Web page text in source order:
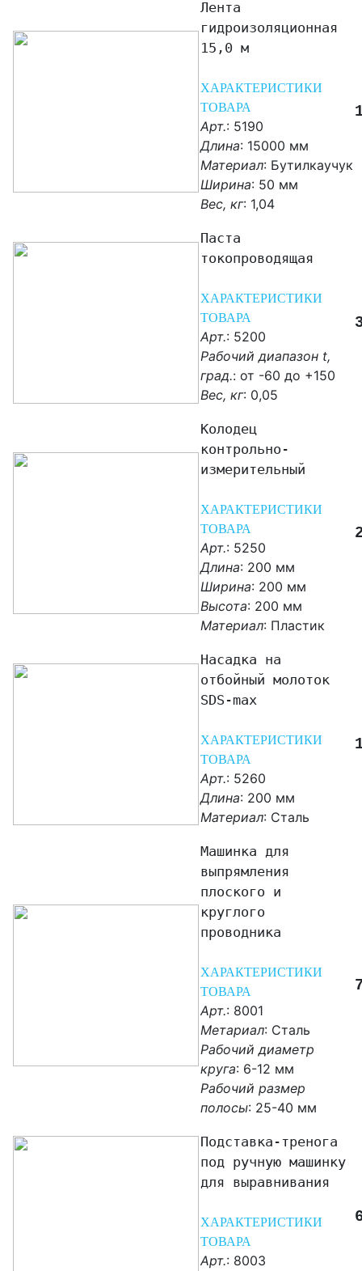
Лента
гидроизоляционная
15,0 м
ХАРАКТЕРИСТИКИ
ТОВАРА
Арт.: 5190
Длина: 15000 мм
Материал: Бутилкаучук
Ширина: 50 мм
Вес, кг: 1,04
Паста
токопроводящая
ХАРАКТЕРИСТИКИ
ТОВАРА
Арт.: 5200
Рабочий диапазон t,
град.: от -60 до +150
Вес, кг: 0,05
Колодец
контрольно-
измерительный
ХАРАКТЕРИСТИКИ
ТОВАРА
Арт.: 5250
Длина: 200 мм
Ширина: 200 мм
Высота: 200 мм
Материал: Пластик
Насадка на
отбойный молоток
SDS-max
ХАРАКТЕРИСТИКИ
ТОВАРА
Арт.: 5260
Длина: 200 мм
Материал: Сталь
Машинка для
выпрямления
плоского и
круглого
проводника
ХАРАКТЕРИСТИКИ
ТОВАРА
Арт.: 8001
Метариал: Сталь
Рабочий диаметр
круга: 6-12 мм
Рабочий размер
полосы: 25-40 мм
Подставка-тренога
под ручную машинку
для выравнивания
ХАРАКТЕРИСТИКИ
ТОВАРА
Арт.: 8003